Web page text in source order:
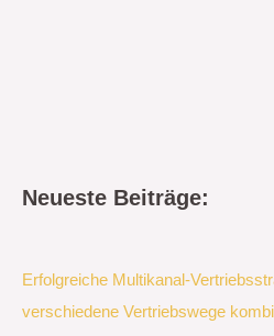
Neueste Beiträge:
Erfolgreiche Multikanal-
verschiedene Vertriebswege